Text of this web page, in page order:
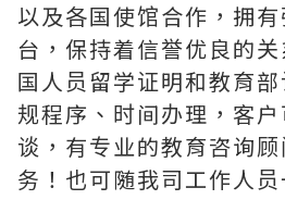
以及各国使馆合作，拥
台，保持着信誉优良的
国人员留学证明和教育
规程序、时间办理，客
谈，有专业的教育咨询
务！也可随我司工作人